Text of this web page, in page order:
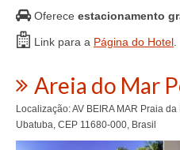
Oferece estacionamento
Link para a Página do Hotel
Areia do Mar
Localização: AV BEIRA MAR Praia
Ubatuba, CEP 11680-000, Brasil